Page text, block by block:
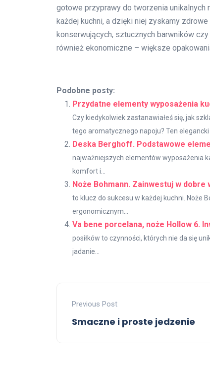
gotowe przyprawy do tworzenia unikalnych
każdej kuchni, a dzięki niej zyskamy
konserwujących, sztucznych barwników
również ekonomiczne – większe
Podobne posty:
Przydatne elementy wyposażenia
Czy kiedykolwiek zastanawiałeś się, jak
tego aromatycznego napoju? Ten
Deska Berghoff. Podstawowe
najważniejszych elementów wyposażenia
komfort i...
Noże Bohmann. Zainwestuj w dobre
to klucz do sukcesu w każdej kuchni. Noże
ergonomicznym...
Va bene porcelana, noże Hollow 6.
posiłków to czynności, których nie da się
jadanie...
Previous Post
Smaczne i proste jedzenie